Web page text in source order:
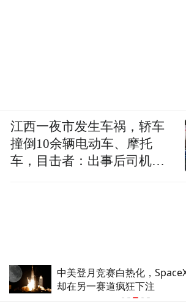
中美登月竞赛白热化，
却在另一赛道疯狂下注
江西一夜市发生车祸，轿车
撞倒10余辆电动车、摩托
车，目击者：出事后司机一